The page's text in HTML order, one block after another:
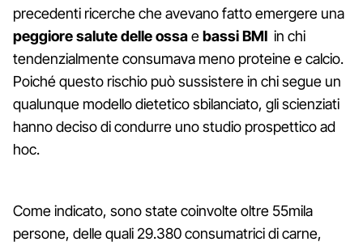
precedenti ricerche che avevano fatto emergere una
peggiore salute delle ossaebassi BMI in chi
tendenzialmente consumava meno proteine e calcio.
Poiché questo rischio può sussistere in chi segue un
qualunque modello dietetico sbilanciato, gli scienziati
hanno deciso di condurre uno studio prospettico ad
hoc.
Come indicato, sono state coinvolte oltre 55mila
persone, delle quali 29.380 consumatrici di carne,